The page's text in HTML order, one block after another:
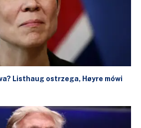
Listhaug ostrzega, Høyre mówi